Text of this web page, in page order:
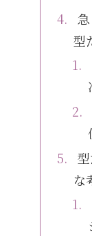
型
な